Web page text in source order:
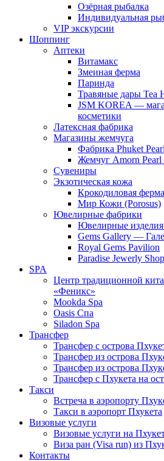
Озёрная рыбалка
Индивидуальная
VIP экскурсии
Шоппинг
Аптеки
Витамакс
Змеиная ферма
Паринда
Травяные дары Tea
JSM KOREA —
косметики
Латексная фабрика
Магазины жемчуга
Фабрика Phuket
Жемчуг Amorn Pearl
Сувениры
Экзотическая кожа
Крокодиловая ферма
Мир Кожи (Porosus)
Ювелирные фабрики
Ювелирные
Gems Gallery —
Royal Gems Pavilion
Paradise Jewerly Shop
SPA
Центр традиционной
«Феникс»
Mookda Spa
Oasis Спа
Siladon Spa
Трансфер
Трансфер с острова
Трансфер из острова
Трансфер из острова
Трансфер с Пхукета на
Такси
Встреча в аэропорту
Такси в аэропорт Пхукета
Визовые услуги
Визовые услуги на
Виза ран (Visa run) из
Контакты